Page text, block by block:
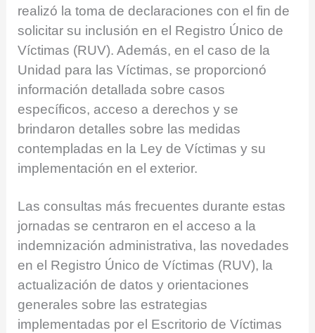
realizó la toma de declaraciones con el fin de
solicitar su inclusión en el Registro Único de
Víctimas (RUV). Además, en el caso de la
Unidad para las Víctimas, se proporcionó
información detallada sobre casos
específicos, acceso a derechos y se
brindaron detalles sobre las medidas
contempladas en la Ley de Víctimas y su
implementación en el exterior.
Las consultas más frecuentes durante estas
jornadas se centraron en el acceso a la
indemnización administrativa, las novedades
en el Registro Único de Víctimas (RUV), la
actualización de datos y orientaciones
generales sobre las estrategias
implementadas por el Escritorio de Víctimas